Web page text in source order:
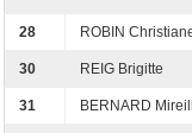
28 ROBIN
30 REIG Brigitte
31 BERNARD